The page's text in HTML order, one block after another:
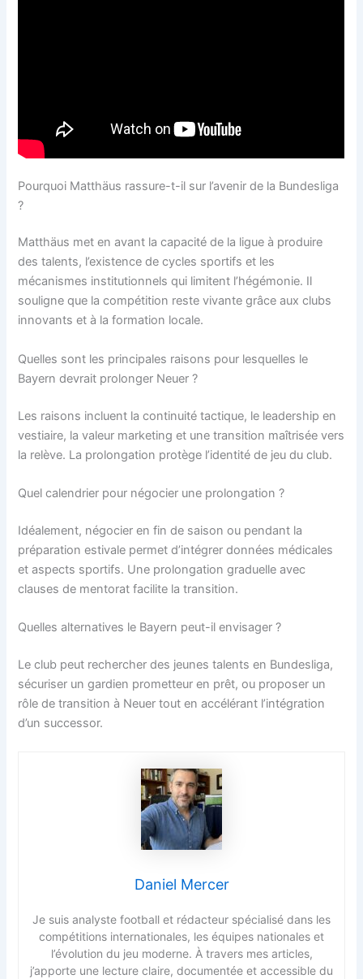
Pourquoi Matthäus rassure-t-il sur l’avenir de la Bundesliga
?
Matthäus met en avant la capacité de la ligue à produire
des talents, l’existence de cycles sportifs et les
mécanismes institutionnels qui limitent l’hégémonie. Il
souligne que la compétition reste vivante grâce aux clubs
innovants et à la formation locale.
Quelles sont les principales raisons pour lesquelles le
Bayern devrait prolonger Neuer ?
Les raisons incluent la continuité tactique, le leadership en
vestiaire, la valeur marketing et une transition maîtrisée vers
la relève. La prolongation protège l’identité de jeu du club.
Quel calendrier pour négocier une prolongation ?
Idéalement, négocier en fin de saison ou pendant la
préparation estivale permet d’intégrer données médicales
et aspects sportifs. Une prolongation graduelle avec
clauses de mentorat facilite la transition.
Quelles alternatives le Bayern peut-il envisager ?
Le club peut rechercher des jeunes talents en Bundesliga,
sécuriser un gardien prometteur en prêt, ou proposer un
rôle de transition à Neuer tout en accélérant l’intégration
d’un successor.
Daniel Mercer
Je suis analyste football et rédacteur spécialisé dans les
compétitions internationales, les équipes nationales et
l’évolution du jeu moderne. À travers mes articles,
j’apporte une lecture claire, documentée et accessible du